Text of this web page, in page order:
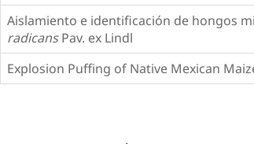
Aislamiento e identificación de hongos
radicansPav. ex Lindl
Explosion Puffing of Native Mexican